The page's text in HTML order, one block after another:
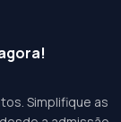
Simplifique as